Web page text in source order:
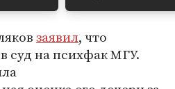
заявил, что
суд на психфак МГУ.